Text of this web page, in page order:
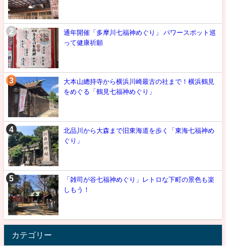
通年開催「多摩川七福神めぐり」 パワースポット巡
って健康祈願
大本山總持寺から横浜川崎最古の社まで！横浜鶴見
をめぐる「鶴見七福神めぐり」
北品川から大森まで旧東海道を歩く「東海七福神め
ぐり」
「雑司が谷七福神めぐり」レトロな下町の景色も楽
しもう！
カテゴリー